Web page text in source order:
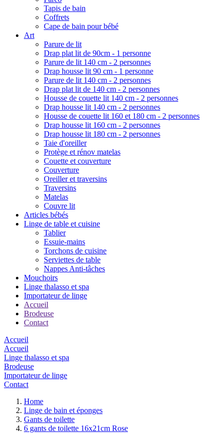
Tapis de bain
Coffrets
Cape de bain pour bébé
Art
Parure de lit
Drap plat lit de 90cm - 1 personne
Parure de lit 140 cm - 2 personnes
Drap housse lit 90 cm - 1 personne
Parure de lit 140 cm - 2 personnes
Drap plat lit de 140 cm - 2 personnes
Housse de couette lit 140 cm - 2 personnes
Drap housse lit 140 cm - 2 personnes
Housse de couette lit 160 et 180 cm - 2 personnes
Drap housse lit 160 cm - 2 personnes
Drap housse lit 180 cm - 2 personnes
Taie d'oreiller
Protège et rénov matelas
Couette et couverture
Couverture
Oreiller et traversins
Traversins
Matelas
Couvre lit
Articles bébés
Linge de table et cuisine
Tablier
Essuie-mains
Torchons de cuisine
Serviettes de table
Nappes Anti-tâches
Mouchoirs
Linge thalasso et spa
Importateur de linge
Accueil
Brodeuse
Contact
Accueil
Accueil
Linge thalasso et spa
Brodeuse
Importateur de linge
Contact
Home
Linge de bain et éponges
Gants de toilette
6 gants de toilette 16x21cm Rose